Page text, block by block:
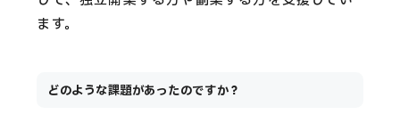
ます。
どのような課題があったのですか？